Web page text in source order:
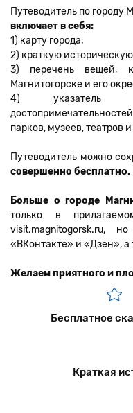
Путеводитель по городу
включает в себя:
1) карту города;
2) краткую
3) перечень вещей,
Магнитогорске и его
4) указатель
парков, музеев, театров
Путеводитель можно
совершенно бесплатно.
Больше о городе
только в
visit.magnitogorsk.ru,
«ВКонтакте» и «Дзен»,
Желаем приятного и
Бесплатное
Краткая